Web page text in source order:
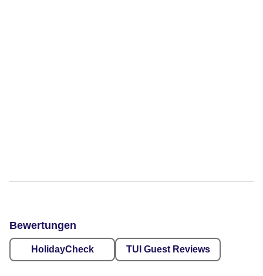
Bewertungen
HolidayCheck TUI Guest Reviews